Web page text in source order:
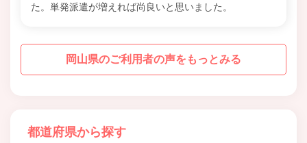
た。単発派遣が増えれば尚良いと思いました。
岡山県のご利用者の声をもっとみる
都道府県から探す